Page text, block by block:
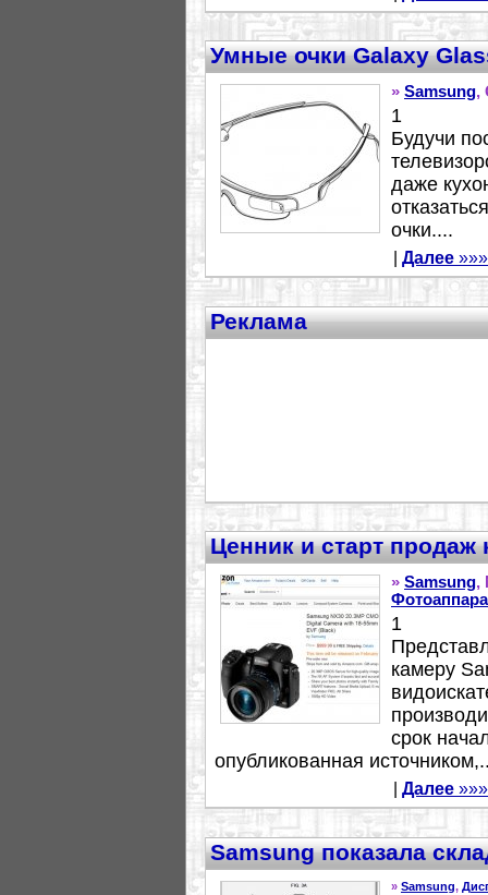
Умные очки Galaxy
» Samsung,
1
Будучи
даже
очки....
Далее »»»
Реклама
Ценник и старт
» Samsung,
1
камеру
срок
опубликованная
Далее »»»
Samsung показала
» Samsung,